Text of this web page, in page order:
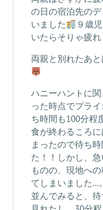
の日の宿泊先の
いました
９歳
いたらそりゃ疲
両親と別れたあ
ハニーハントに
った時点でプラ
ち時間も100分程
食が終わるころ
まったので待ち
た！！しかし、
ものの、現地へ
てしまいました…
並んでみると、